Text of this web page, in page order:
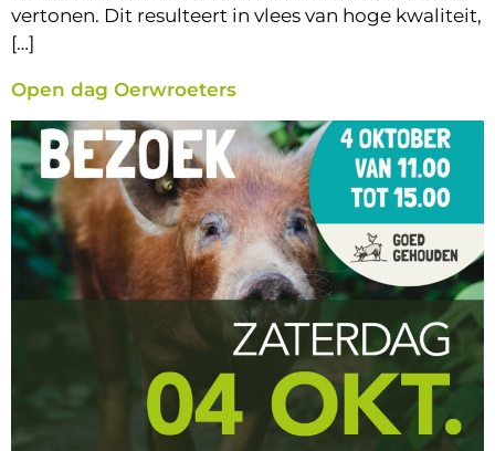
vertonen. Dit resulteert in vlees van hoge kwaliteit,
[…]
Open dag Oerwroeters